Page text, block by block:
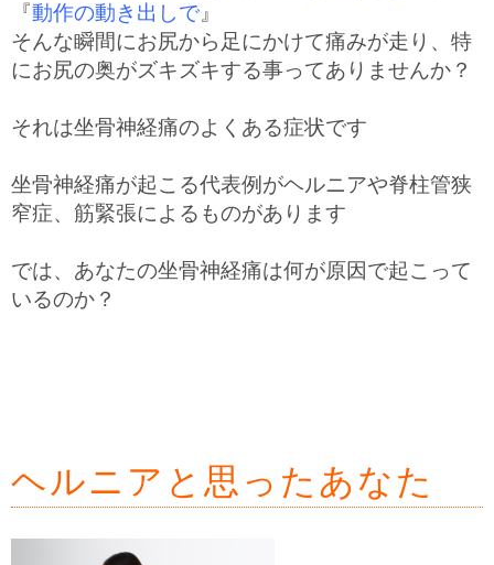
『動作の動き出しで』
そんな瞬間にお尻から足にかけて痛みが走り、特
にお尻の奥がズキズキする事ってありませんか？
それは坐骨神経痛のよくある症状です
坐骨神経痛が起こる代表例がヘルニアや脊柱管狭
窄症、筋緊張によるものがあります
では、あなたの坐骨神経痛は何が原因で起こって
いるのか？
ヘルニアと思ったあなた